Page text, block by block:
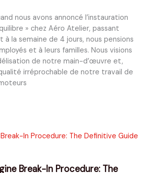
nous avons annoncé l’instauration
» chez Aéro Atelier, passant
à la semaine de 4 jours, nous pensions
et à leurs familles. Nous visions
de notre main-d’œuvre et,
irréprochable de notre travail de
Break-In Procedure: The